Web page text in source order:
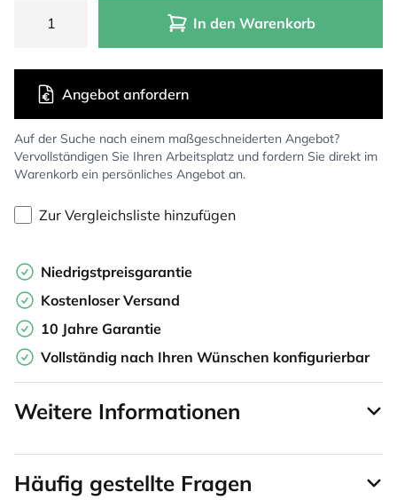
In den Warenkorb
Auf der Suche nach einem maßgeschneiderten Angebot?
Vervollständigen Sie Ihren Arbeitsplatz und fordern Sie direkt im
Warenkorb ein persönliches Angebot an.
Angebot anfordern
Zur Vergleichsliste hinzufügen
Niedrigstpreisgarantie
Kostenloser Versand
10 Jahre Garantie
Vollständig nach Ihren Wünschen konfigurierbar
Weitere Informationen
Häufig gestellte Fragen